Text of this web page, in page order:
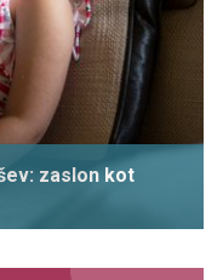
zaslon kot